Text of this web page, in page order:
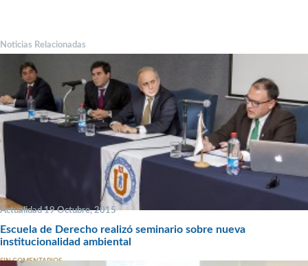
Noticias Relacionadas
Actualidad 19 Octubre, 2015
Escuela de Derecho realizó seminario sobre nueva
institucionalidad ambiental
SIN COMENTARIOS